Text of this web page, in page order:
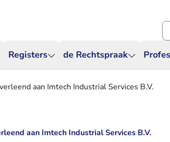
Registers de Rechtspraak
aan Imtech Industrial Services B.V.
aan Imtech Industrial Services B.V.